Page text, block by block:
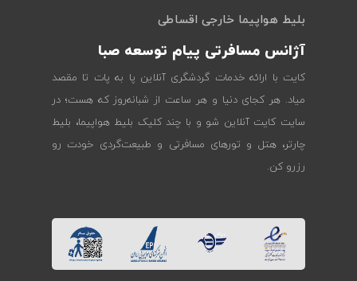
بلیط هواپیما خارجی اقساطی
آژانس مسافرتی پیام توسعه صبا
کایت با ارائه خدمات گردشگری آنلاین پا به پات تا مقصد
میاد. هر کجای دنیا و هر ساعت از شبانه‌روز که هست؛ در
سایت کایت آنلاین شو و با چند کلیک بلیط هواپیما، بلیط
چارتر، هتل و تورهای مسافرتی و طبیعت‌گردی خودت رو
رزرو کن.